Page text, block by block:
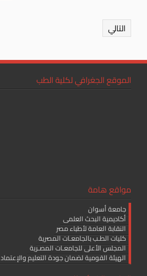
التالي
الموقع الجغرافي لكلية الطب
مواقع هامة
جامعة أسوان
أكاديمية البحث العلمى
النقابة العامة لأطباء مصر
كليات الطـب بالجامعـات المصرية
المجلس الأعلى للجامعـات المصـرية
الهيئة القومية لضمان جودة التعليم والإعتماد